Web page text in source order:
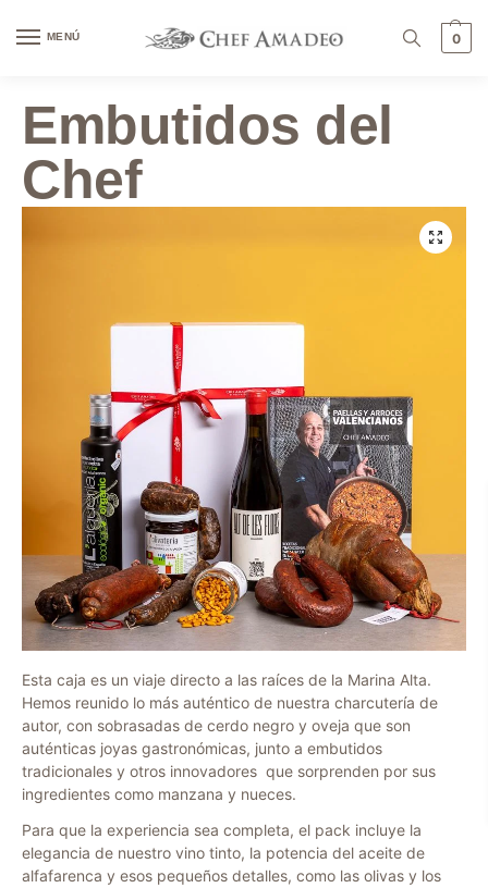
MENÚ 0
Embutidos del
Chef
Esta caja es un viaje directo a las raíces de la Marina Alta.
Hemos reunido lo más auténtico de nuestra charcutería de
autor, con sobrasadas de cerdo negro y oveja que son
auténticas joyas gastronómicas, junto a embutidos
tradicionales y otros innovadores que sorprenden por sus
ingredientes como manzana y nueces.
Para que la experiencia sea completa, el pack incluye la
elegancia de nuestro vino tinto, la potencia del aceite de
alfafarenca y esos pequeños detalles, como las olivas y los